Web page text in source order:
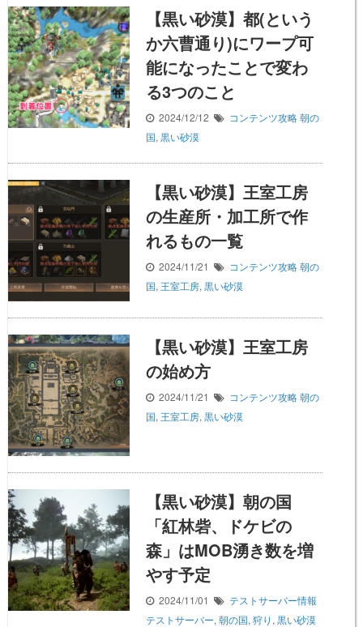
【黒い砂漠】都(という
か六曹通り)にワープ可
能になったことで変わ
る3つのこと
2024/12/12 コンテンツ攻略朝の
国, 黒い砂漠
【黒い砂漠】王室工房
の生産所・加工所で作
れるもの一覧
2024/11/21 コンテンツ攻略朝の
国, 王室工房, 黒い砂漠
【黒い砂漠】王室工房
の始め方
2024/11/21 コンテンツ攻略朝の
国, 王室工房, 黒い砂漠
【黒い砂漠】朝の国
「紅林砦、ドケビの
森」はMOB湧き数を増
やす予定
2024/11/01
テストサーバー情報
テストサーバー, 朝の国, 狩り , 黒い砂漠